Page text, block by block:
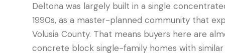
Deltona was largely built in a single
1990s, as a master-planned community that
Volusia County. That means buyers here are
concrete block single-family homes with